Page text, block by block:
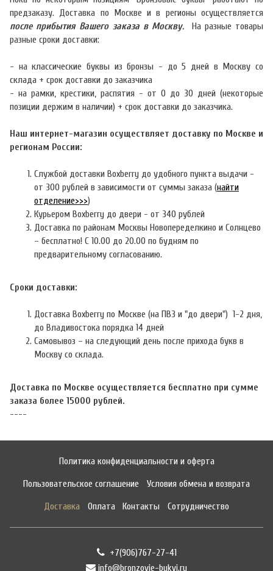
предзаказу. Доставка по Москве и в регионы осуществляется
после прибытия Вашего заказа в Москву.
На разные товары
разные сроки доставки:
- на классические буквы из бронзы - до 5 дней в Москву со
склада + срок доставки до заказчика
- на рамки, крестики, распятия - от 0 до 30 дней (некоторые
позиции держим в наличии) + срок доставки до заказчика.
Наш интернет-магазин осуществляет доставку по Москве и
регионам России:
Службой доставки Boxberry до удобного пункта выдачи -
от 300 рублей в зависимости от суммы заказа (найти
отделение>>>)
Курьером Boxberry до двери - от 340 рублей
Доставка по районам Москвы Новопеределкино и Солнцево
– бесплатно! С 10.00 до 20.00 по будням по
предварительному согласованию.
Сроки доставки:
Доставка Boxberry по Москве (на ПВЗ и "до двери") 1-2 дня,
до Владивостока порядка 14 дней
Самовывоз – на следующий день после прихода букв в
Москву со склада.
Доставка по Москве осуществляется бесплатно при сумме
заказа более 15000 рублей.
----
Политика конфиденциальности и оферта
Пользовательское соглашение Условия обмена и возврата
Доставка Оплата Контакты Сотрудничество
+7(906)767-27-41
info@bronzovie-bukvi.ru